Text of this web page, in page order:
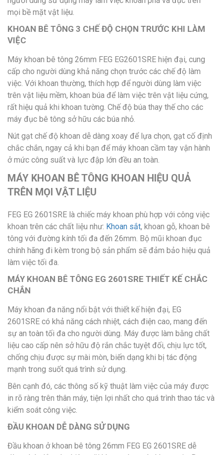
mọi bề mặt vật liệu.
KHOAN BÊ TÔNG 3 CHẾ ĐỘ CHỌN TRƯỚC KHI LÀM
VIỆC
Máy khoan bê tông 26mm FEG EG2601SRE hiện đại, cung
cấp cho người dùng khả năng chọn trước các chế độ làm
việc. Với khoan thường, thích hợp để người dùng làm việc
trên vật liệu mềm, khoan búa để làm việc trên vật liệu cứng,
rất hiệu quả khi khoan tường. Chế độ búa thay thế cho các
máy đục bê tông sở hữu các búa nhỏ.
Nút gạt chế độ khoan dễ dàng xoay để lựa chọn, gạt cố định
chắc chắn, ngay cả khi bạn để máy khoan cầm tay vận hành
ở mức công suất và lực đập lớn đều an toàn.
MÁY KHOAN BÊ TÔNG KHOAN HIỆU QUẢ
TRÊN MỌI VẬT LIỆU
FEG EG 2601SRE là chiếc máy khoan phù hợp với công việc
khoan trên các chất liệu như: Khoan sắt, khoan gỗ, khoan bê
tông với đường kính tối đa đến 26mm. Bộ mũi khoan đục
chính hãng đi kèm trong bộ sản phẩm sẽ đảm bảo hiệu quả
làm việc tối đa.
MÁY KHOAN BÊ TÔNG EG 2601SRE THIẾT KẾ CHẮC
CHẮN
Máy khoan đa năng nổi bật với thiết kế hiện đại, EG
2601SRE có khả năng cách nhiệt, cách điện cao, mang đến
sự an toàn tối đa cho người dùng. Máy được làm bằng chất
liệu cao cấp nên sở hữu độ rắn chắc tuyệt đối, chịu lực tốt,
chống chịu được sự mài mòn, biến dạng khi bị tác động
mạnh trong suốt quá trình sử dụng.
Bên cạnh đó, các thông số kỹ thuật làm việc của máy được
in rõ ràng trên thân máy, tiện lợi nhất cho quá trình thao tác và
kiểm soát công việc.
ĐẦU KHOAN DỄ DÀNG SỬ DỤNG
Đầu khoan ở khoan bê tông 26mm FEG EG 2601SRE dễ